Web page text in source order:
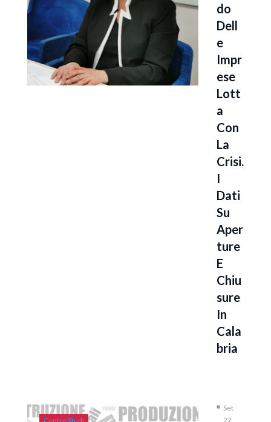
Do
Dell
E
Impr
Ese
Lott
A
Con
La
Crisi.
I
Dati
Su
Aper
Ture
E
Chiu
Sure
In
Cala
Bria
Set
27,